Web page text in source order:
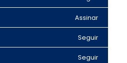
Assinar
Seguir
Seguir